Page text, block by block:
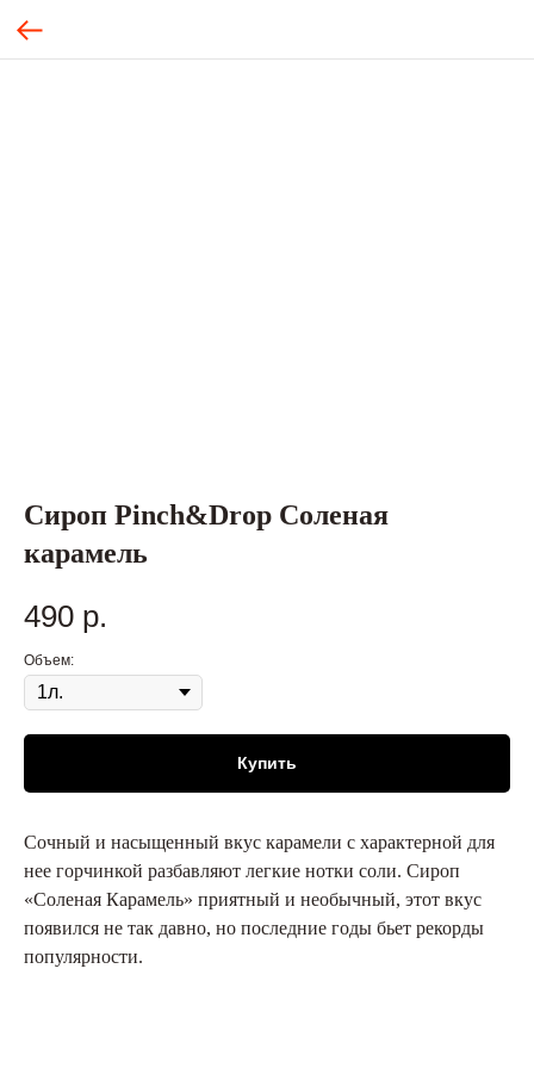
Сироп Pinch&Drop Соленая
карамель
490 р.
Объем:
Купить
Сочный и насыщенный вкус карамели с характерной для
нее горчинкой разбавляют легкие нотки соли. Сироп
«Соленая Карамель» приятный и необычный, этот вкус
появился не так давно, но последние годы бьет рекорды
популярности.